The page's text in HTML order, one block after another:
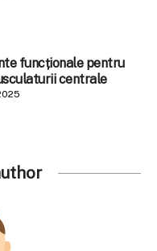
funcționale pentru
centrale